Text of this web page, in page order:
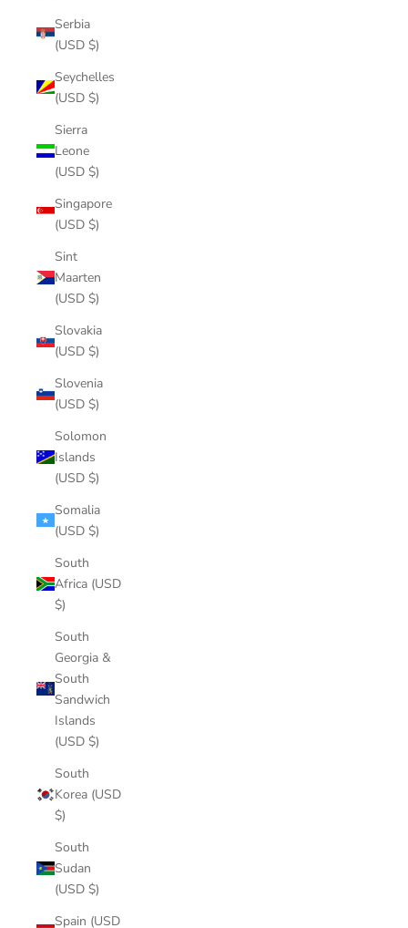
Serbia
(USD $)
Seychelles
(USD $)
Sierra
Leone
(USD $)
Singapore
(USD $)
Sint
Maarten
(USD $)
Slovakia
(USD $)
Slovenia
(USD $)
Solomon
Islands
(USD $)
Somalia
(USD $)
South
Africa (USD
$)
South
Georgia &
South
Sandwich
Islands
(USD $)
South
Korea (USD
$)
South
Sudan
(USD $)
Spain (USD